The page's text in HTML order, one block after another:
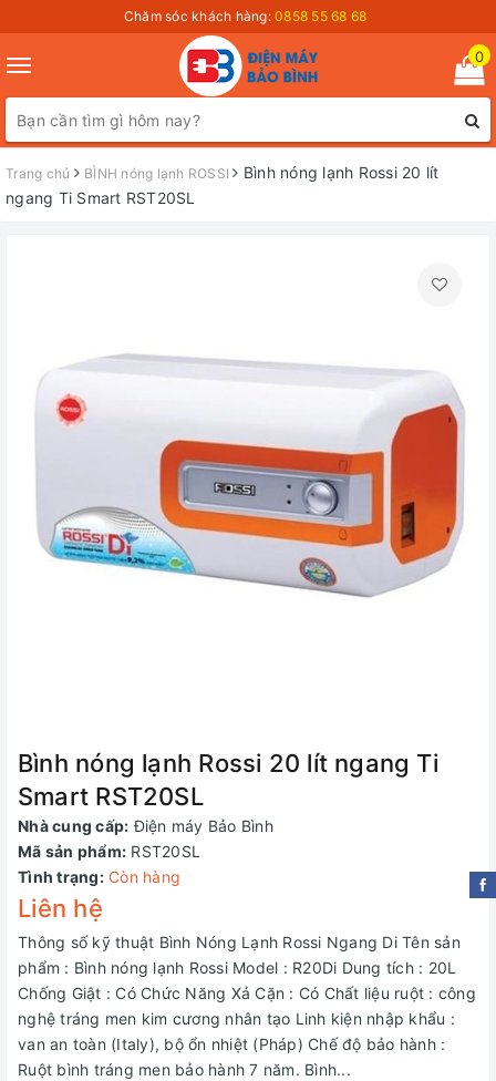
Chăm sóc khách hàng: 0858 55 68 68
Toggle
navigation
0
Trang chủ BÌNH nóng lạnh ROSSI
Bình nóng lạnh Rossi 20 lít
ngang Ti Smart RST20SL
Bình nóng lạnh Rossi 20 lít ngang Ti
Smart RST20SL
Nhà cung cấp: Điện máy Bảo Bình
Mã sản phẩm: RST20SL
Tình trạng: Còn hàng
Liên hệ
Thông số kỹ thuật Bình Nóng Lạnh Rossi Ngang Di Tên sản
phẩm : Bình nóng lạnh Rossi Model : R20Di Dung tích : 20L
Chống Giật : Có Chức Năng Xả Cặn : Có Chất liệu ruột : công
nghệ tráng men kim cương nhân tạo Linh kiện nhập khẩu :
van an toàn (Italy), bộ ổn nhiệt (Pháp) Chế độ bảo hành :
Ruột bình tráng men bảo hành 7 năm. Bình...